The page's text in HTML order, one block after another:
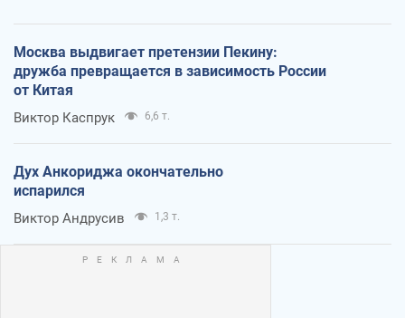
Москва выдвигает претензии Пекину:
дружба превращается в зависимость России
от Китая
Виктор Каспрук 6,6 т.
Дух Анкориджа окончательно
испарился
Виктор Андрусив 1,3 т.